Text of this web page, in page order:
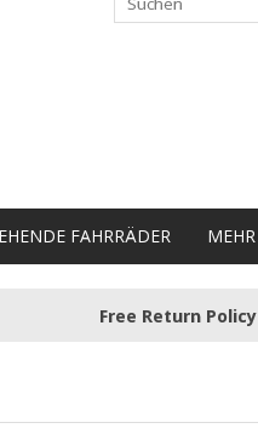
FAHRRÄDER MEHR
Free Return Policy